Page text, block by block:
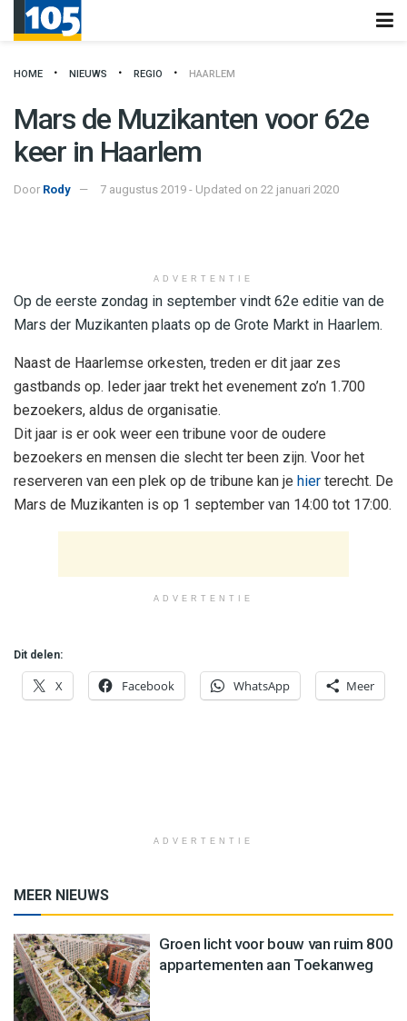
HOME NIEUWS REGIO HAARLEM
Mars de Muzikanten voor 62e
keer in Haarlem
Door Rody 7 augustus 2019 - Updated on 22 januari 2020
ADVERTENTIE
Op de eerste zondag in september vindt 62e editie van de
Mars der Muzikanten plaats op de Grote Markt in Haarlem.
Naast de Haarlemse orkesten, treden er dit jaar zes
gastbands op. Ieder jaar trekt het evenement zo’n 1.700
bezoekers, aldus de organisatie.
Dit jaar is er ook weer een tribune voor de oudere
bezoekers en mensen die slecht ter been zijn. Voor het
reserveren van een plek op de tribune kan je hier terecht. De
Mars de Muzikanten is op 1 september van 14:00 tot 17:00.
ADVERTENTIE
Dit delen:
X Facebook WhatsApp Meer
ADVERTENTIE
MEER NIEUWS
Groen licht voor bouw van ruim 800
appartementen aan Toekanweg